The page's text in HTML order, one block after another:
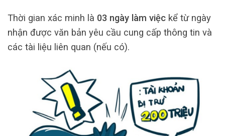
Thời gian xác minh là 03 ngày làm việc kể từ ngày
nhận được văn bản yêu cầu cung cấp thông tin và
các tài liệu liên quan (nếu có).